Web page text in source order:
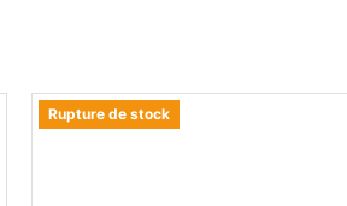
Rupture de stock